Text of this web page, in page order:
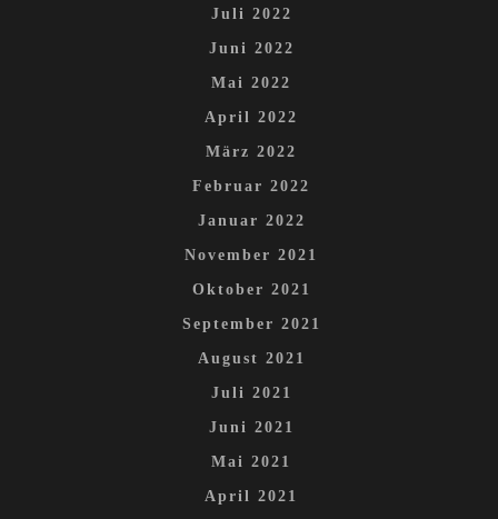
Juli 2022
Juni 2022
Mai 2022
April 2022
März 2022
Februar 2022
Januar 2022
November 2021
Oktober 2021
September 2021
August 2021
Juli 2021
Juni 2021
Mai 2021
April 2021